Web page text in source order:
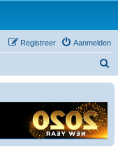
Aanmelden
Registreer